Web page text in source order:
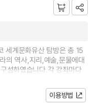
세계문화유산 탐방은 총 15
의 역사,지리,예술,문물에대
성하였습니다.각 강좌마다
이용방법